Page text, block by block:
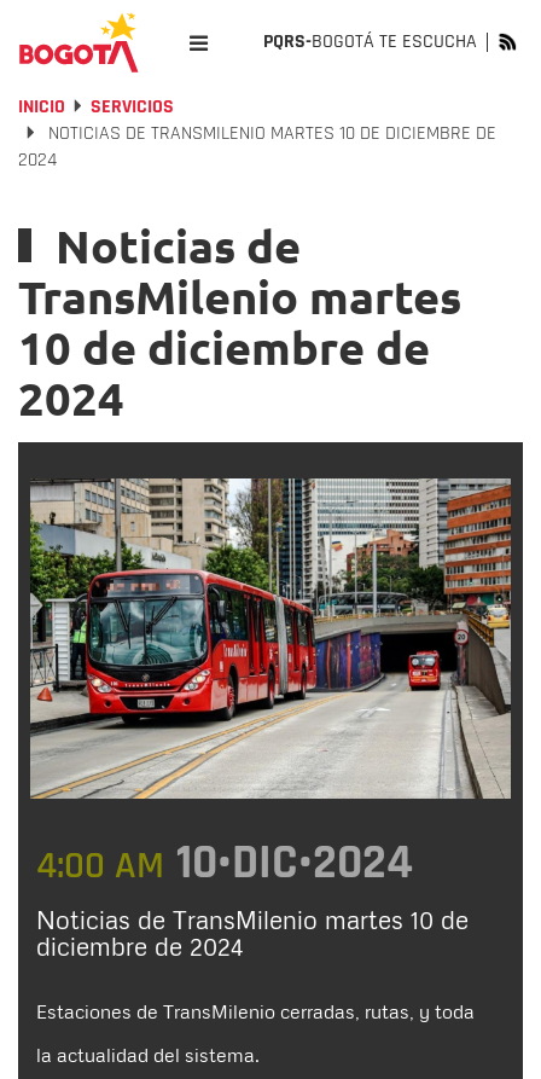
PQRS-BOGOTÁ TE ESCUCHA
INICIO
SERVICIOS
NOTICIAS DE TRANSMILENIO MARTES 10 DE DICIEMBRE DE
2024
Noticias de
TransMilenio martes
10 de diciembre de
2024
4:00 AM 10•DIC•2024
Noticias de TransMilenio martes 10 de
diciembre de 2024
Estaciones de TransMilenio cerradas, rutas, y toda
la actualidad del sistema.